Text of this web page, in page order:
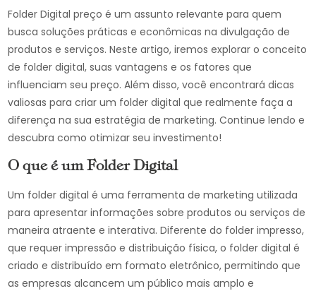
Folder Digital preço é um assunto relevante para quem
busca soluções práticas e econômicas na divulgação de
produtos e serviços. Neste artigo, iremos explorar o conceito
de folder digital, suas vantagens e os fatores que
influenciam seu preço. Além disso, você encontrará dicas
valiosas para criar um folder digital que realmente faça a
diferença na sua estratégia de marketing. Continue lendo e
descubra como otimizar seu investimento!
O que é um Folder Digital
Um folder digital é uma ferramenta de marketing utilizada
para apresentar informações sobre produtos ou serviços de
maneira atraente e interativa. Diferente do folder impresso,
que requer impressão e distribuição física, o folder digital é
criado e distribuído em formato eletrônico, permitindo que
as empresas alcancem um público mais amplo e